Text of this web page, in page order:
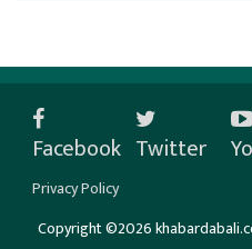
Facebook Twitter
Privacy Policy
Copyright ©2026